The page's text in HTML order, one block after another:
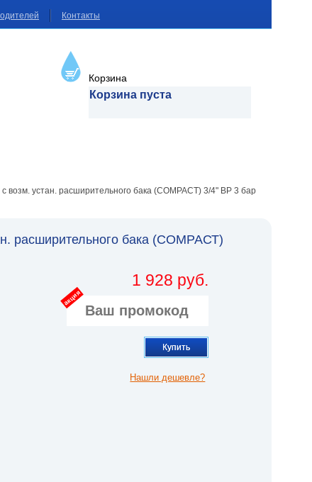
Контакты
Корзина
Корзина пуста
с возм. устан. расширительного бака (СОМРАСТ) 3/4" ВР 3 бар
расширительного бака (СОМРАСТ)
1 928 руб.
акция
Купить
Нашли дешевле?